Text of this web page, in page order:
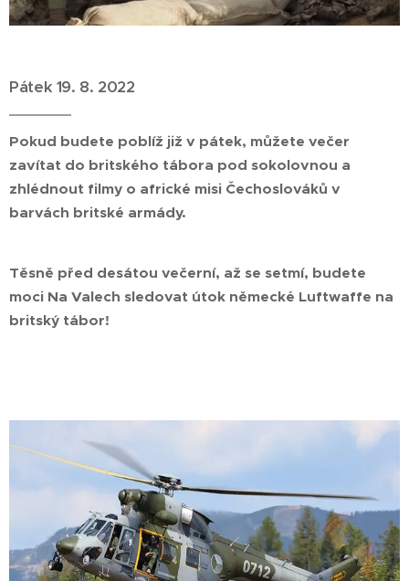
Pátek 19. 8. 2022
Pokud budete poblíž již v pátek, můžete večer
zavítat do britského tábora pod sokolovnou a
zhlédnout filmy o africké misi Čechoslováků v
barvách britské armády.
Těsně před desátou večerní, až se setmí, budete
moci Na Valech sledovat útok německé Luftwaffe na
britský tábor!